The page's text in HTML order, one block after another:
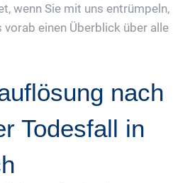
wenn Sie mit uns entrümpeln,
vorab einen Überblick über alle
nach
Todesfall in